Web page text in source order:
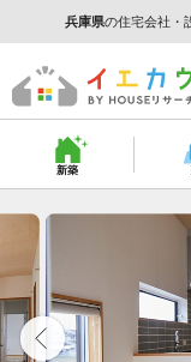
兵庫県の住宅会社・
新築